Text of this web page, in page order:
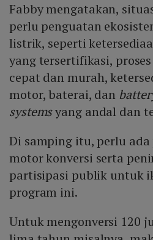
Fabby mengatakan,
perlu penguatan
listrik, seperti
yang tersertifikasi,
cepat dan murah,
motor, baterai, dan
systemsyang andal dan
Di samping itu, perlu
motor konversi serta
partisipasi publik untuk
program ini.
Untuk mengonversi 120